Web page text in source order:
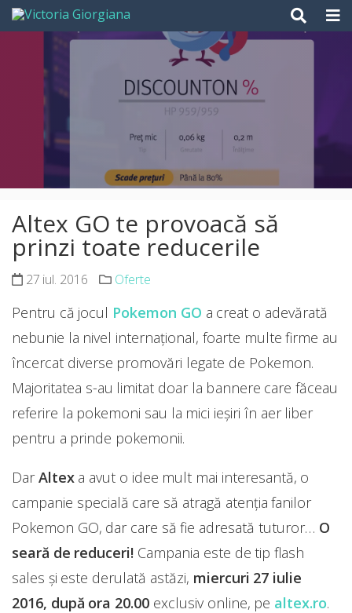
Skip
Altex GO te provoacă să
prinzi toate reducerile
27 iul. 2016 Oferte
Pentru că jocul Pokemon GO a creat o adevărată
nebunie la nivel internațional, foarte multe firme au
încercat diverse promovări legate de Pokemon.
Majoritatea s-au limitat doar la bannere care făceau
referire la pokemoni sau la mici ieșiri în aer liber
pentru a prinde pokemonii.
DarAltexa avut o idee mult mai interesantă, o
campanie specială care să atragă atenția fanilor
Pokemon GO, dar care să fie adresată tuturor… O
seară de reduceri! Campania este de tip flash
sales și este derulată astăzi, miercuri 27 iulie
2016, după ora 20.00 exclusiv online, pe altex.ro.